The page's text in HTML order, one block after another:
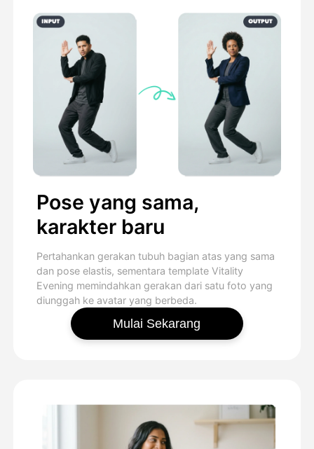
Pose yang sama,
karakter baru
Pertahankan gerakan tubuh bagian atas yang sama
dan pose elastis, sementara template Vitality
Evening memindahkan gerakan dari satu foto yang
diunggah ke avatar yang berbeda.
Mulai Sekarang